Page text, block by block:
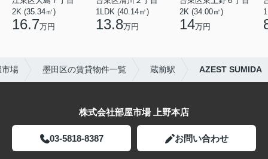
2K (35.34㎡)
16.7万円
1LDK (40.14㎡)
13.8万円
2K (34.00㎡)
14万円
市場 墨田区の賃貸物件一覧 蔵前駅 AZEST SUMIDA
株式会社部屋市場 上野本店
03-5818-8387 お問い合わせ